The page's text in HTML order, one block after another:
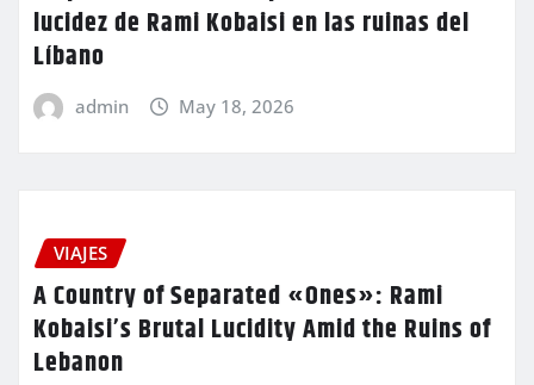
lucidez de Rami Kobaisi en las ruinas del
Líbano
admin May 18, 2026
VIAJES
A Country of Separated «Ones»: Rami
Kobaisi’s Brutal Lucidity Amid the Ruins of
Lebanon